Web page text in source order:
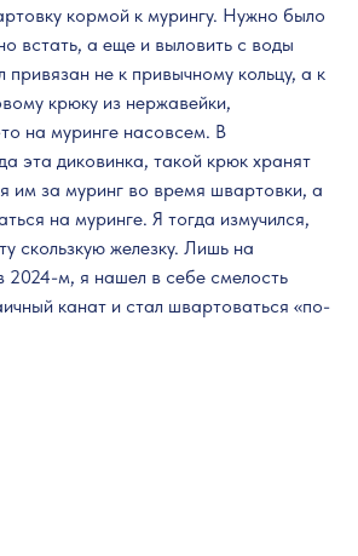
кормой к мурингу. Нужно было
встать, а еще и выловить с воды
привязан не к привычному кольцу, а к
крюку из нержавейки,
на муринге насовсем. В
эта диковинка, такой крюк хранят
им за муринг во время швартовки, а
на муринге. Я тогда измучился,
скользкую железку. Лишь на
2024-м, я нашел в себе смелость
канат и стал швартоваться «по-